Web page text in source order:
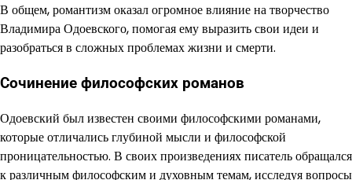
В общем, романтизм оказал огромное влияние на творчество
Владимира Одоевского, помогая ему выразить свои идеи и
разобраться в сложных проблемах жизни и смерти.
Сочинение философских романов
Одоевский был известен своими философскими романами,
которые отличались глубиной мысли и философской
проницательностью. В своих произведениях писатель обращался
к различным философским и духовным темам, исследуя вопросы